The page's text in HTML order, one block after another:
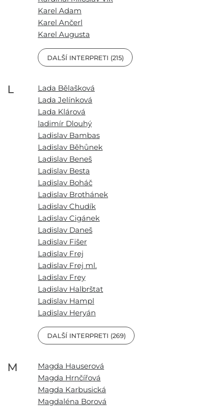
Karel Adam
Karel Ančerl
Karel Augusta
DALŠÍ INTERPRETI (215)
L
Lada Bělašková
Lada Jelínková
Lada Klárová
ladimír Dlouhý
Ladislav Bambas
Ladislav Běhůnek
Ladislav Beneš
Ladislav Besta
Ladislav Boháč
Ladislav Brothánek
Ladislav Chudík
Ladislav Cigánek
Ladislav Daneš
Ladislav Fišer
Ladislav Frej
Ladislav Frej ml.
Ladislav Frey
Ladislav Halbrštat
Ladislav Hampl
Ladislav Heryán
DALŠÍ INTERPRETI (269)
M
Magda Hauserová
Magda Hrnčířová
Magda Karbusická
Magdaléna Borová